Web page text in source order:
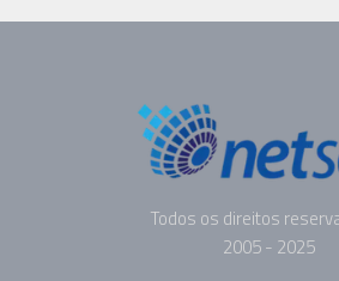
Todos os direitos
2005 - 2025